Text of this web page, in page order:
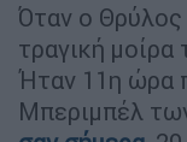
Όταν ο Θρύλος
τραγική
Ήταν 11η ώρα
Μπεριμπέλ